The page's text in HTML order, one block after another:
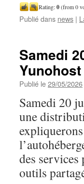
Rating:0(from 0
Publié dans news |
Samedi
Yunohost
Publié le29/05/2026
Samedi 20
une
des
outils